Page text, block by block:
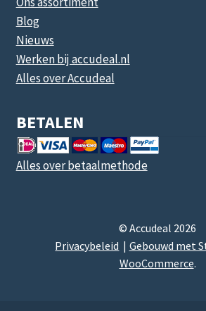
Blog
Nieuws
Werken bij accudeal.nl
Alles over Accudeal
BETALEN
Alles over betaalmethode
© Accudeal 2026
Privacybeleid
Gebouwd met
WooCommerce.